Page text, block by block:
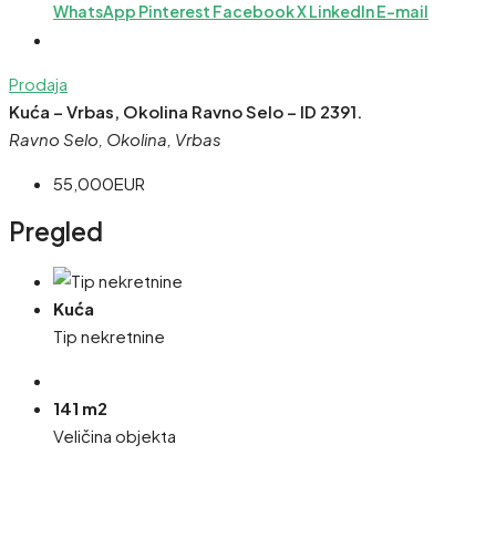
WhatsApp Pinterest FacebookXLinkedInE-mail
Prodaja
Kuća – Vrbas, Okolina Ravno Selo – ID 2391.
Ravno Selo, Okolina, Vrbas
55,000EUR
Pregled
Kuća
Tip nekretnine
141 m2
Veličina objekta